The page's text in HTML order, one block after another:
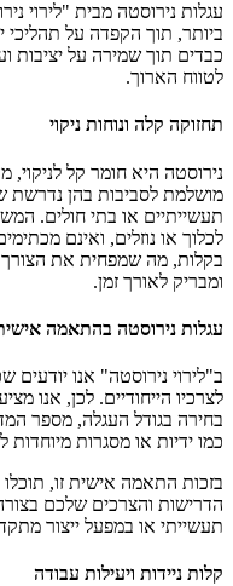
עגלות נירוסטה מבית "לירוי
ביותר, תוך הקפדה על תהליכי
כבדים תוך שמירה על יציבות
לטווח הארוך.
תחזוקה קלה ונוחות ניקוי
נירוסטה היא חומר קל
מושלמת לסביבות בהן נדרשת
תעשייתיים או בתי חולים.
לכלוך או נוזלים, ואינם
בקלות, מה שמפחית את הצורך
ומבריק לאורך זמן.
עגלות נירוסטה בהתאמה
ב"לירוי נירוסטה" אנו
לצרכיו הייחודיים. לכן, אנו
בחירה בגודל העגלה, מספר
כמו ידיות או מסגרות מיוחדות
בזכות התאמה אישית זו,
הדרישות והצרכים שלכם
תעשייתי או במפעל ייצור
קלות ניידות ויעילות עבודה